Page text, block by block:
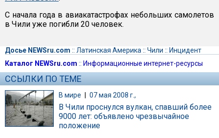
С начала года в авиакатастрофах небольших самолетов
в Чили уже погибли 20 человек.
Досье NEWSru.com :: Латинская Америка :: Чили :: Инцидент
Каталог NEWSru.com :: Информационные интернет-ресурсы
ССЫЛКИ ПО ТЕМЕ
В мире | 07 мая 2008 г.,
В Чили проснулся вулкан, спавший более
9000 лет: объявлено чрезвычайное
положение